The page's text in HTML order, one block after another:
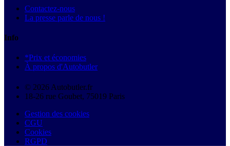
Contactez-nous
La presse parle de nous !
Info
*Prix et économies
À propos d'Autobutler
© 2026 Autobutler.fr
18-26 rue Goubet, 75019 Paris
Gestion des cookies
CGU
Cookies
RGPD